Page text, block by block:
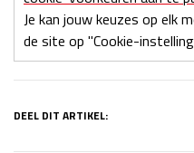
Je kan jouw keuzes op elk
de site op "Cookie-
DEEL DIT ARTIKEL: